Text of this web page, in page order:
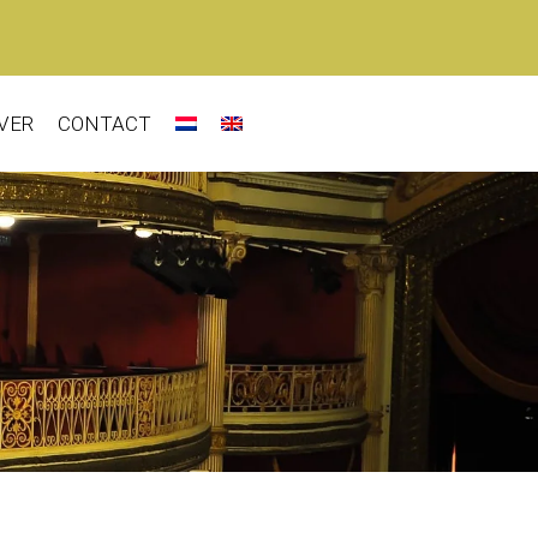
CONTACT